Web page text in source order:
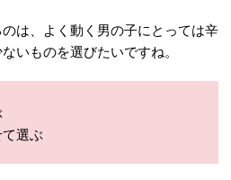
は、よく動く男の子にとっては辛
いものを選びたいですね。
選ぶ